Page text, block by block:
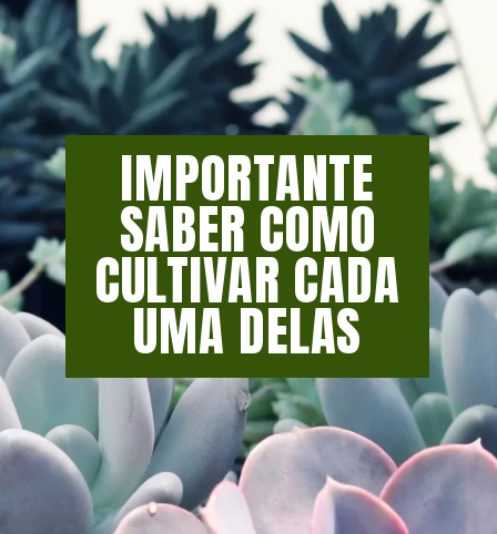
IMPORTANTE
SABER COMO
CULTIVAR CADA
UMA DELAS